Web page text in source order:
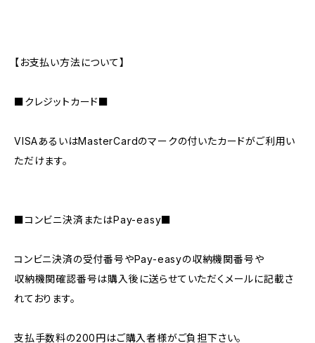
【お支払い方法について】
■クレジットカード■
VISAあるいはMasterCardのマークの付いたカードがご利用い
ただけます。
■コンビニ決済またはPay-easy■
コンビニ決済の受付番号やPay-easyの収納機関番号や
収納機関確認番号は購入後に送らせていただくメールに記載さ
れております。
支払手数料の200円はご購入者様がご負担下さい。